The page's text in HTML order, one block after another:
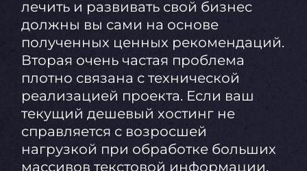
лечить и развивать свой бизнес
должны вы сами на основе
полученных ценных рекомендаций.
Вторая очень частая проблема
плотно связана с технической
реализацией проекта. Если ваш
текущий дешевый хостинг не
справляется с возросшей
нагрузкой при обработке больших
массивов текстовой информации,